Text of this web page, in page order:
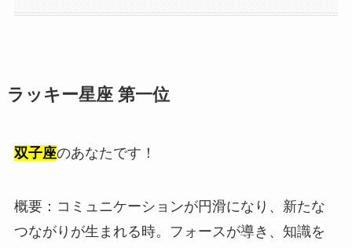
ラッキー星座 第一位
双子座のあなたです！
概要：コミュニケーションが円滑になり、新たな
つながりが生まれる時。フォースが導き、知識を